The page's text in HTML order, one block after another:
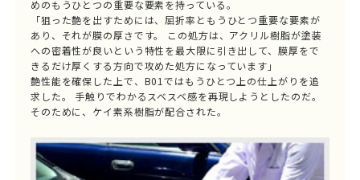
めのもうひとつの重要な要素を持っている。
「狙った艶を出すためには、屈折率ともうひとつ重要な要素が
あり、それが膜の厚さです。 この処方は、アクリル樹脂が塗装
への密着性が良いという特性を最大限に引き出して、膜厚をで
きるだけ厚くする方向で攻めた処方になっています」
艶性能を確保した上で、B01ではもうひとつ上の仕上がりを追
求した。 手触りでわかるスベスベ感を再現しようとしたのだ。
そのために、ケイ素系樹脂が配合された。